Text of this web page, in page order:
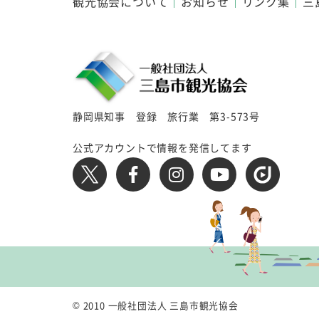
静岡県知事 登録 旅行業 第3-573号
公式アカウントで情報を発信してます
© 2010 一般社団法人 三島市観光協会